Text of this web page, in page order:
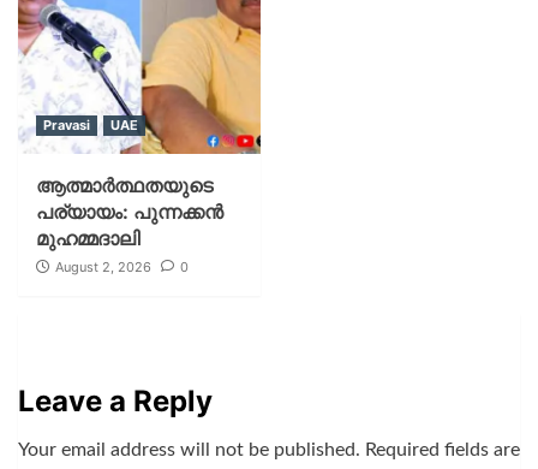
Pravasi UAE
ആത്മാർത്ഥതയുടെ
പര്യായം: പുന്നക്കൻ
മുഹമ്മദാലി
August 2, 2026 0
Leave a Reply
Your email address will not be published. Required fields are